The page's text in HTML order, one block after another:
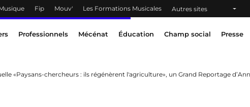
Fip Mouv' Les Formations Musicales Autres sites
Professionnels Mécénat Éducation Champ social Presse
«Paysans-chercheurs : ils régénèrent l'agriculture», un Grand Reportage